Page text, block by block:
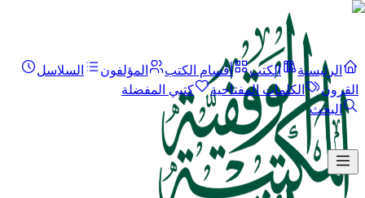
الرئيسية الكتب أقسام الكتب المؤلفون
السلاسل
القرون
الكلمات المفتاحية
كتبي المفضلة
البحث